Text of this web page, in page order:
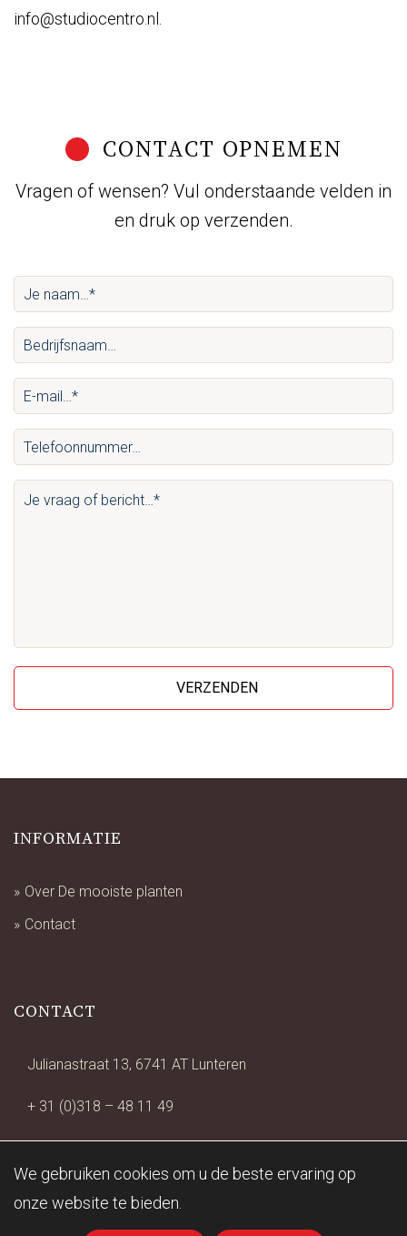
info@studiocentro.nl
CONTACT OPNEMEN
Vragen of wensen? Vul onderstaande velden in
en druk op verzenden.
naam…
(Vereist)
Bedrijfsnaam…
E-
mail…
(Vereist)
Telefoonnummer…
INFORMATIE
Over De mooiste planten
Contact
CONTACT
Julianastraat 13, 6741 AT Lunteren
+ 31 (0)318 – 48 11 49
We gebruiken cookies om u de beste ervaring op
onze website te bieden.